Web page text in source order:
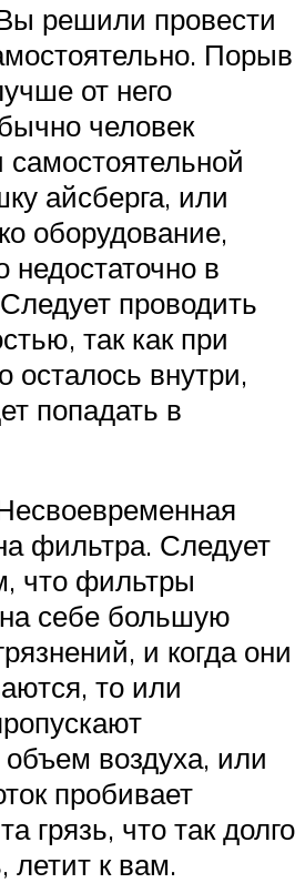
решили провести
Порыв
от него
человек
самостоятельной
айсберга, или
оборудование,
недостаточно в
проводить
так как при
осталось внутри,
попадать в
фильтра. Следует
что фильтры
себе большую
и когда они
то или
воздуха, или
пробивает
грязь, что так долго
летит к вам.